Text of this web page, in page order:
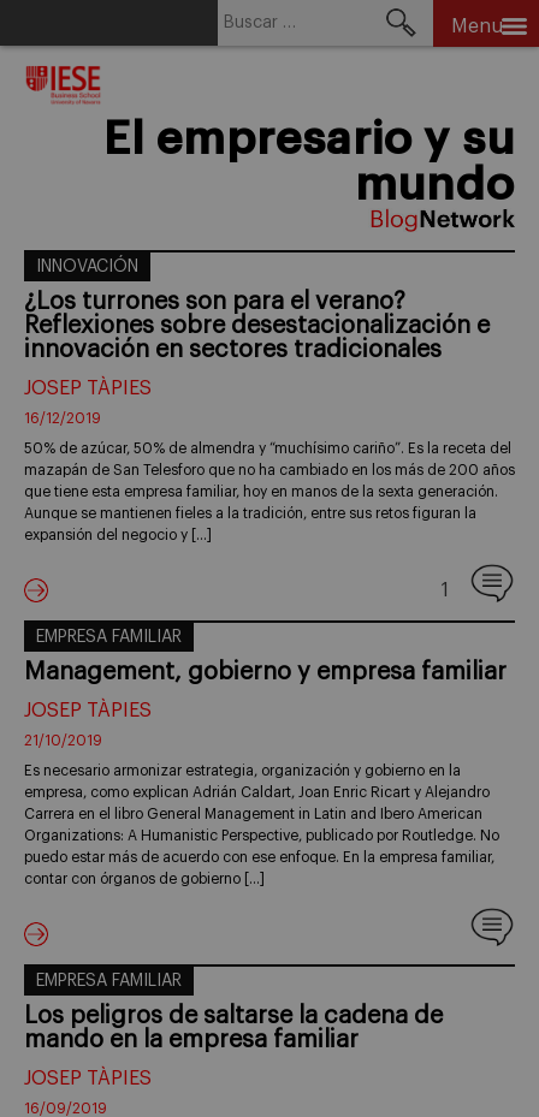
Menu
El empresario y su
mundo
INNOVACIÓN
¿Los turrones son para el verano?
Reflexiones sobre desestacionalización e
innovación en sectores tradicionales
JOSEP TÀPIES
16/12/2019
50% de azúcar, 50% de almendra y “muchísimo cariño”. Es la receta del
mazapán de San Telesforo que no ha cambiado en los más de 200 años
que tiene esta empresa familiar, hoy en manos de la sexta generación.
Aunque se mantienen fieles a la tradición, entre sus retos figuran la
expansión del negocio y […]
1
EMPRESA FAMILIAR
Management, gobierno y empresa familiar
JOSEP TÀPIES
21/10/2019
Es necesario armonizar estrategia, organización y gobierno en la
empresa, como explican Adrián Caldart, Joan Enric Ricart y Alejandro
Carrera en el libro General Management in Latin and Ibero American
Organizations: A Humanistic Perspective, publicado por Routledge. No
puedo estar más de acuerdo con ese enfoque. En la empresa familiar,
contar con órganos de gobierno […]
EMPRESA FAMILIAR
Los peligros de saltarse la cadena de
mando en la empresa familiar
JOSEP TÀPIES
16/09/2019